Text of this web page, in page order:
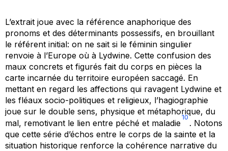
L’extrait joue avec la référence anaphorique des
pronoms et des déterminants possessifs, en brouillant
le référent initial: on ne sait si le féminin singulier
renvoie à l’Europe où à Lydwine. Cette confusion des
maux concrets et figurés fait du corps en pièces la
carte incarnée du territoire européen saccagé. En
mettant en regard les affections qui ravagent Lydwine et
les fléaux socio-politiques et religieux, l’hagiographie
joue sur le double sens, physique et métaphorique, du
mal, remotivant le lien entre péché et maladie
10
. Notons
que cette série d’échos entre le corps de la sainte et la
situation historique renforce la cohérence narrative du